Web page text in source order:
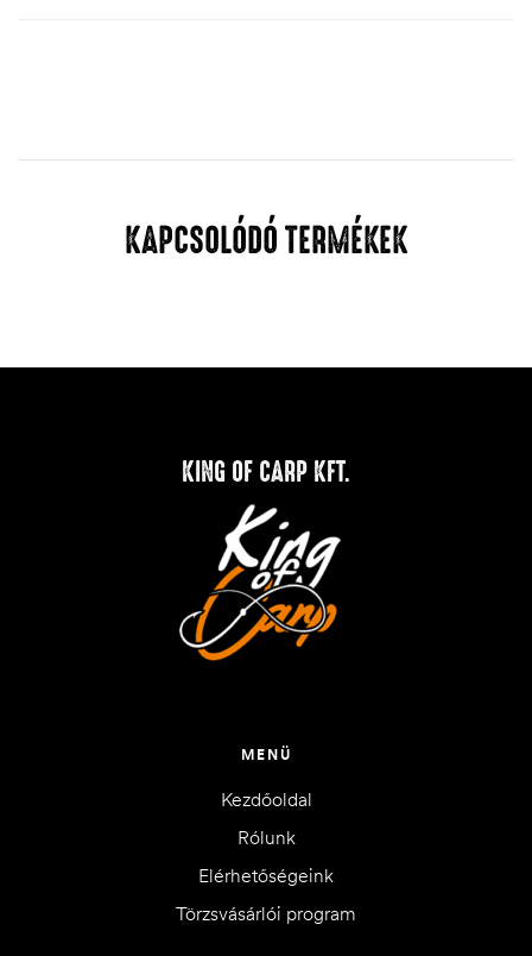
KAPCSOLÓDÓ TERMÉKEK
KING OF CARP KFT.
MENÜ
Kezdőoldal
Rólunk
Elérhetőségeink
Törzsvásárlói program